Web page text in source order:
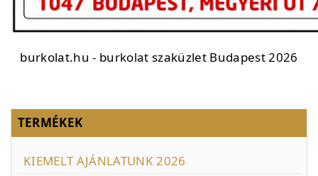
burkolat.hu - burkolat szaküzlet Budapest 2026
TERMÉKEK
KIEMELT AJÁNLATUNK 2026